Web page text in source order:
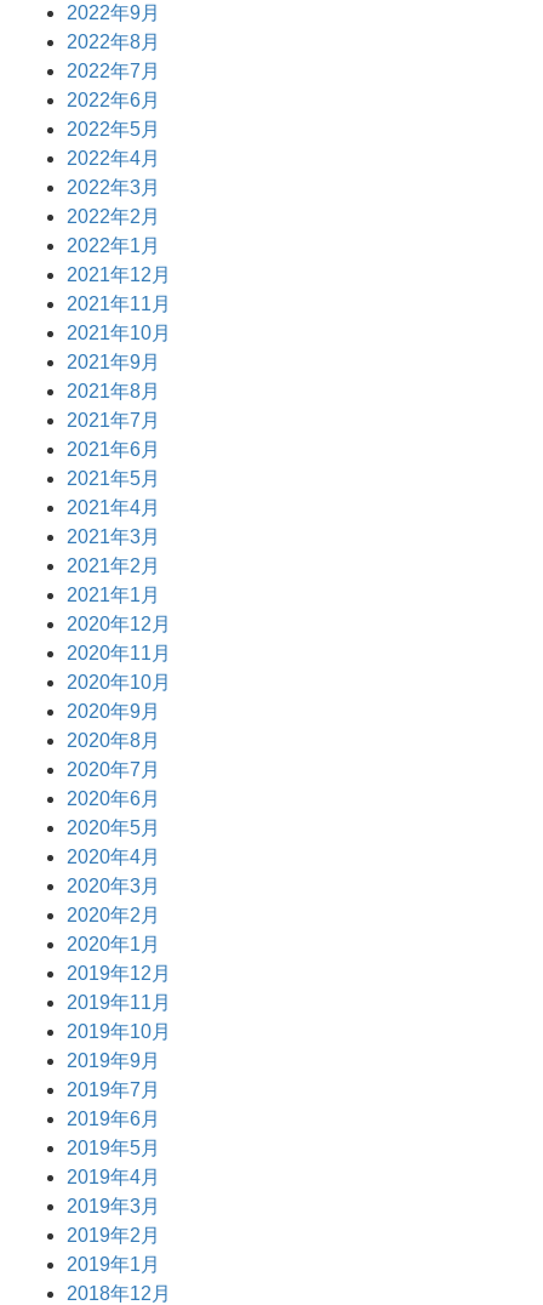
2022年9月
2022年8月
2022年7月
2022年6月
2022年5月
2022年4月
2022年3月
2022年2月
2022年1月
2021年12月
2021年11月
2021年10月
2021年9月
2021年8月
2021年7月
2021年6月
2021年5月
2021年4月
2021年3月
2021年2月
2021年1月
2020年12月
2020年11月
2020年10月
2020年9月
2020年8月
2020年7月
2020年6月
2020年5月
2020年4月
2020年3月
2020年2月
2020年1月
2019年12月
2019年11月
2019年10月
2019年9月
2019年7月
2019年6月
2019年5月
2019年4月
2019年3月
2019年2月
2019年1月
2018年12月